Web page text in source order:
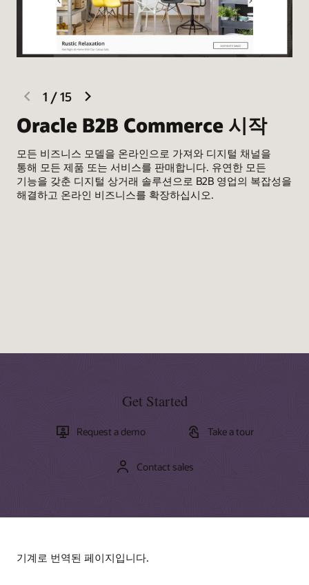
previous
slide
1 /15
Oracle B2B Commerce 시작
모든 비즈니스 모델을 온라인으로 가져와 디지털 채널을
통해 모든 제품 또는 서비스를 판매합니다. 유연한 모든
기능을 갖춘 디지털 상거래 솔루션으로 B2B 영업의 복잡성을
해결하고 온라인 비즈니스를 확장하십시오.
Get Started
Request a demo Take a tour
Contact sales
기계로 번역된 페이지입니다.